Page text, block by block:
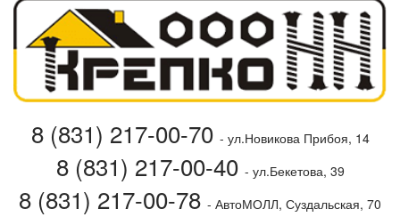
8 (831) 217-00-70 - ул.Новикова Прибоя, 14
8 (831) 217-00-40 - ул.Бекетова, 39
8 (831) 217-00-78 - АвтоМОЛЛ, Суздальская, 70